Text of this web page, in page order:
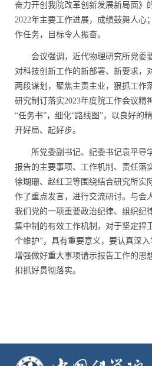
奋力开创我院改革创新发展新局面》
2022年主要工作进展，成绩鼓舞人心
作任务，目标令人振奋。
会议强调，近代物理研究所党委
对科技创新工作的新部署、新要求，
两段谋划，聚焦主责主业，狠抓工作
研究制订落实2023年度院工作会议精
“任务书”，细化“路线图”，以良好的
开好局、起好步。
所党委副书记、纪委书记袁平导
报告的主要事项、工作机制、责任落
徐瑚珊、赵红卫等围绕结合研究所实
作了重点发言，进行交流研讨。与会
我们党的一项重要政治纪律、组织纪
集中制的有效工作机制，对于坚定捍
个维护”，具有重要意义，要认真深
增强做好重大事项请示报告工作的思
扣抓好贯彻落实。